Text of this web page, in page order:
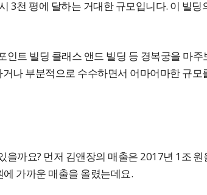
3천 평에 달하는 거대한 규모입니다. 이 빌딩
인트 빌딩 클래스 앤드 빌딩 등 경복궁을 마주
나 부분적으로 수수하면서 어마어마한 규모
까요? 먼저 김앤장의 매출은 2017년 1조 원
가까운 매출을 올렸는데요.